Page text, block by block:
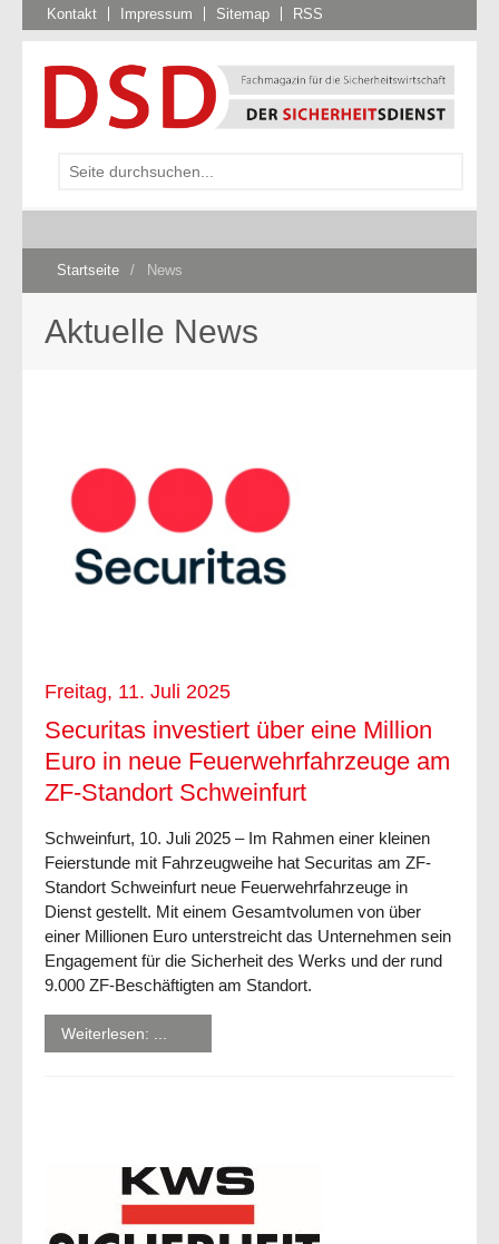
Kontakt Impressum Sitemap RSS
Startseite / News
Aktuelle News
Freitag, 11. Juli 2025
Securitas investiert über eine Million
Euro in neue Feuerwehrfahrzeuge am
ZF-Standort Schweinfurt
Schweinfurt, 10. Juli 2025 – Im Rahmen einer kleinen
Feierstunde mit Fahrzeugweihe hat Securitas am ZF-
Standort Schweinfurt neue Feuerwehrfahrzeuge in
Dienst gestellt. Mit einem Gesamtvolumen von über
einer Millionen Euro unterstreicht das Unternehmen sein
Engagement für die Sicherheit des Werks und der rund
9.000 ZF-Beschäftigten am Standort.
Weiterlesen: ...